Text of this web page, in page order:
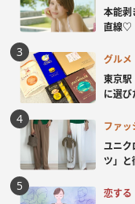
本能
直線♡
グルメ
東京
に選び
ファッ
ユニ
ツ」と
恋する